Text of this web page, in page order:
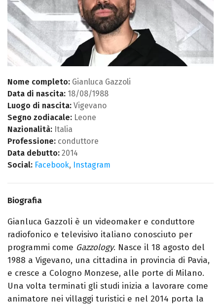
Ipa
Nome completo: Gianluca Gazzoli
Data di nascita: 18/08/1988
Luogo di nascita: Vigevano
Segno zodiacale: Leone
Nazionalità: Italia
Professione: conduttore
Data debutto: 2014
Social: Facebook, Instagram
Biografia
Gianluca Gazzoli è un videomaker e conduttore
radiofonico e televisivo italiano conosciuto per
programmi come Gazzology. Nasce il 18 agosto del
1988 a Vigevano, una cittadina in provincia di Pavia,
e cresce a Cologno Monzese, alle porte di Milano.
Una volta terminati gli studi inizia a lavorare come
animatore nei villaggi turistici e nel 2014 porta la